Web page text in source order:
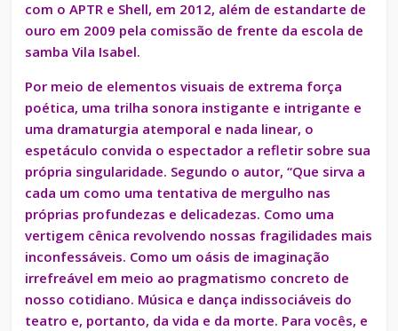
com o APTR e Shell, em 2012, além de estandarte de
ouro em 2009 pela comissão de frente da escola de
samba Vila Isabel.
Por meio de elementos visuais de extrema força
poética, uma trilha sonora instigante e intrigante e
uma dramaturgia atemporal e nada linear, o
espetáculo convida o espectador a refletir sobre sua
própria singularidade. Segundo o autor, “Que sirva a
cada um como uma tentativa de mergulho nas
próprias profundezas e delicadezas. Como uma
vertigem cênica revolvendo nossas fragilidades mais
inconfessáveis. Como um oásis de imaginação
irrefreável em meio ao pragmatismo concreto de
nosso cotidiano. Música e dança indissociáveis do
teatro e, portanto, da vida e da morte. Para vocês, e